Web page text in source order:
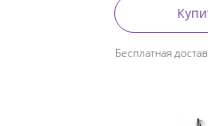
Бесплатная